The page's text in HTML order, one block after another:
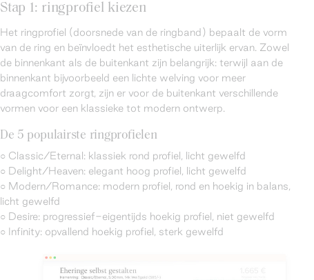
Stap 1: ringprofiel kiezen
Het ringprofiel (doorsnede van de ringband) bepaalt de vorm
van de ring en beïnvloedt het esthetische uiterlijk ervan. Zowel
de binnenkant als de buitenkant zijn belangrijk: terwijl aan de
binnenkant bijvoorbeeld een lichte welving voor meer
draagcomfort zorgt, zijn er voor de buitenkant verschillende
vormen voor een klassieke tot modern ontwerp.
De 5 populairste ringprofielen
○ Classic/Eternal: klassiek rond profiel, licht gewelfd
○ Delight/Heaven: elegant hoog profiel, licht gewelfd
○ Modern/Romance: modern profiel, rond en hoekig in balans,
licht gewelfd
○ Desire: progressief-eigentijds hoekig profiel, niet gewelfd
○ Infinity: opvallend hoekig profiel, sterk gewelfd